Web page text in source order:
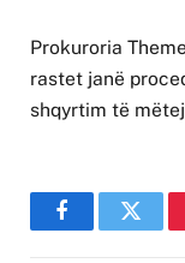
Prokuroria
rastet janë
shqyrtim të
Facebook